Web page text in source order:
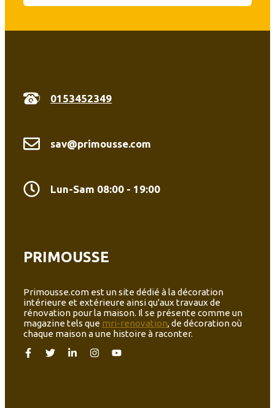
0153452349
sav@primousse.com
Lun-Sam 08:00 - 19:00
PRIMOUSSE
Primousse.com est un site dédié à la décoration
intérieure et extérieure ainsi qu'aux travaux de
rénovation pour la maison. Il se présente comme un
magazine tels que mri-renovation, de décoration où
chaque maison a une histoire à raconter.